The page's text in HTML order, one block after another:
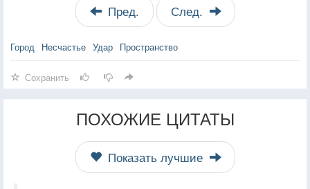
Пред. След.
Город Несчастье Удар Пространство
Сохранить
ПОХОЖИЕ ЦИТАТЫ
Показать лучшие